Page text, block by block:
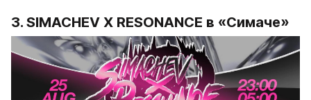
3. SIMACHEV X RESONANCE в «Симаче»